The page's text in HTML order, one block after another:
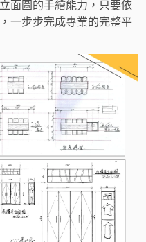
面圖的手繪能力，只要依
一步步完成專業的完整平